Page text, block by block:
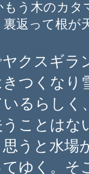
もう木の
裏返って根が
クスギラ
きつくなり
いるらし
ことはな
うと水場
ゆく。そ